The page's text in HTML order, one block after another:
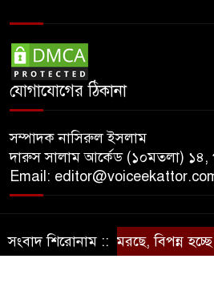
যোগাযোগের ঠিকানা
সম্পাদক নাসিরুল ইসলাম
দারুস সালাম আর্কেড (১০মতলা) ১৪,
Email:
© Copyright By ©
সংবাদ শিরোনাম ::
নদী মরছে, বিপন্ন হচ্ছে